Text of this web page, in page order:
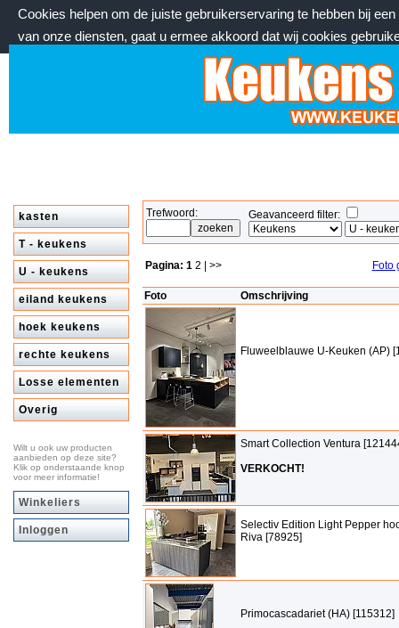
Cookies helpen om de juiste gebruikerservaring te hebben bij
van onze diensten, gaat u ermee akkoord dat wij cookies
donderdag 6 augustus 2026, 19:29 uur
kasten
T - keukens
U - keukens
eiland keukens
hoek keukens
rechte keukens
Losse elementen
Overig
Wilt u ook uw producten
aanbieden op deze site?
Klik op onderstaande knop
voor meer informatie!
Winkeliers
Inloggen
Trefwoord: Geavanceerd filter:
Pagina: 1 2 | >> Foto
Foto Omschrijving
Fluweelblauwe U-Keuken (AP)
Smart Collection Ventura
VERKOCHT!
Selectiv Edition Light Pepper
Riva [78925]
Primocascadariet (HA) [115312]